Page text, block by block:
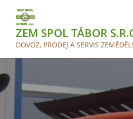
contentZEM SPOL TÁBOR
DOVOZ, PRODEJ A SERVIS